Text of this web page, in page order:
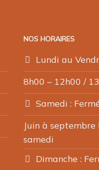
NOS HORAIRES
Lundi au
8h00 – 12h00 /
Samedi :
Juin à
samedi
Dimanche :